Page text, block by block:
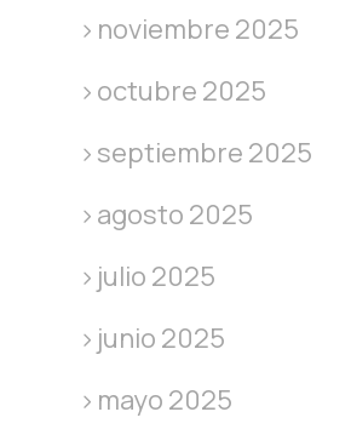
noviembre 2025
octubre 2025
septiembre 2025
agosto 2025
julio 2025
junio 2025
mayo 2025